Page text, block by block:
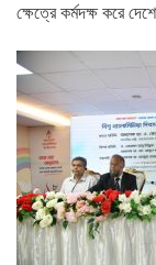
ক্ষেত্রে কর্মদক্ষ করে